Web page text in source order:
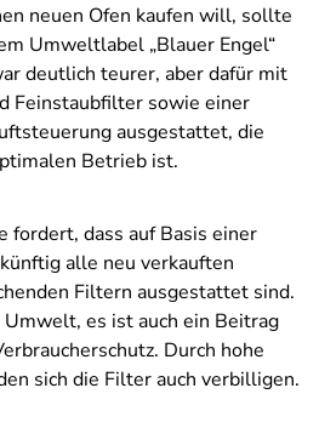
neuen Ofen kaufen will, sollte
Umweltlabel „Blauer Engel“
deutlich teurer, aber dafür mit
Feinstaubfilter sowie einer
ausgestattet, die
Betrieb ist.
fordert, dass auf Basis einer
alle neu verkauften
Filtern ausgestattet sind.
es ist auch ein Beitrag
Durch hohe
sich die Filter auch verbilligen.